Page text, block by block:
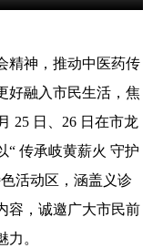
神，推动中医药传
好融入市民生活，焦
25 日、26 日在市龙
“ 传承岐黄薪火 守护
活动区，涵盖义诊
容，诚邀广大市民前
。